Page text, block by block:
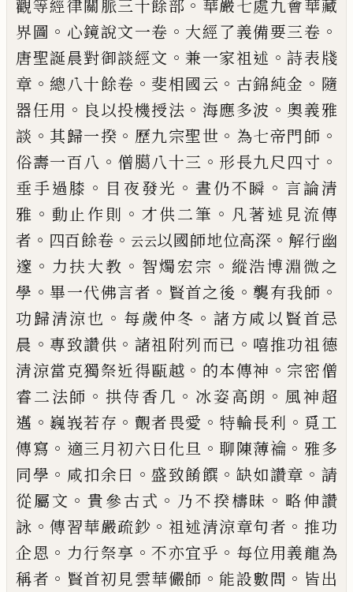
觀等經律關脈三十餘部 。 華嚴七處九會華藏
界圖 。 心鏡說文一卷 。 大經了義備要三卷 。
唐聖誕晨對御談經文 。兼一家祖述 。 詩表牋
章 。 總八十餘卷 。 斐相國云 。 古錦純金 。 隨
器任用 。 良以投機授法 。 海應多波 。 奧義雅
談 。其歸一揆 。 歷九宗聖世 。 為七帝門師 。
俗壽一百八 。 僧臈八十三 。 形長九尺四寸 。
垂手過膝 。 目夜發光 。 晝仍不瞬 。 言論清
雅 。 動止作則 。 才供二筆 。 凡著述見流傳
者 。 四百餘卷 。 云云以國師地位高深 。 解行幽
邃 。 力扶大教 。 智燭宏宗 。 縱浩博淵微之
學 。 畢一代佛言者 。 賢首之後 。 襲有我師 。
功歸清涼也 。 每歲仲冬 。 諸方咸以賢首忌
晨 。 專致讚供 。 諸祖附列而已 。 嘻推功祖德
清涼當克獨祭近得甌越 。 的本傳神 。 宗密僧
睿二法師 。 拱侍香几 。 冰姿高朗 。 風神超
邁 。 巍峩若存 。 覿者畏愛 。 特輪長利 。 覓工
傳寫 。 適三月初六日化旦 。 聊陳薄禴 。 雅多
同學 。 咸扣余曰 。盛致餚饌 。 缺如讚章 。 請
從屬文 。貴參古式 。 乃不揆檮昧 。 略伸讚
詠 。傳習華嚴疏鈔 。 祖述清涼章句者 。 推功
企恩 。 力行祭享 。不亦宜乎 。 每位用義龍為
稱者 。 賢首初見雲華儼師 。 能設數問 。 皆出